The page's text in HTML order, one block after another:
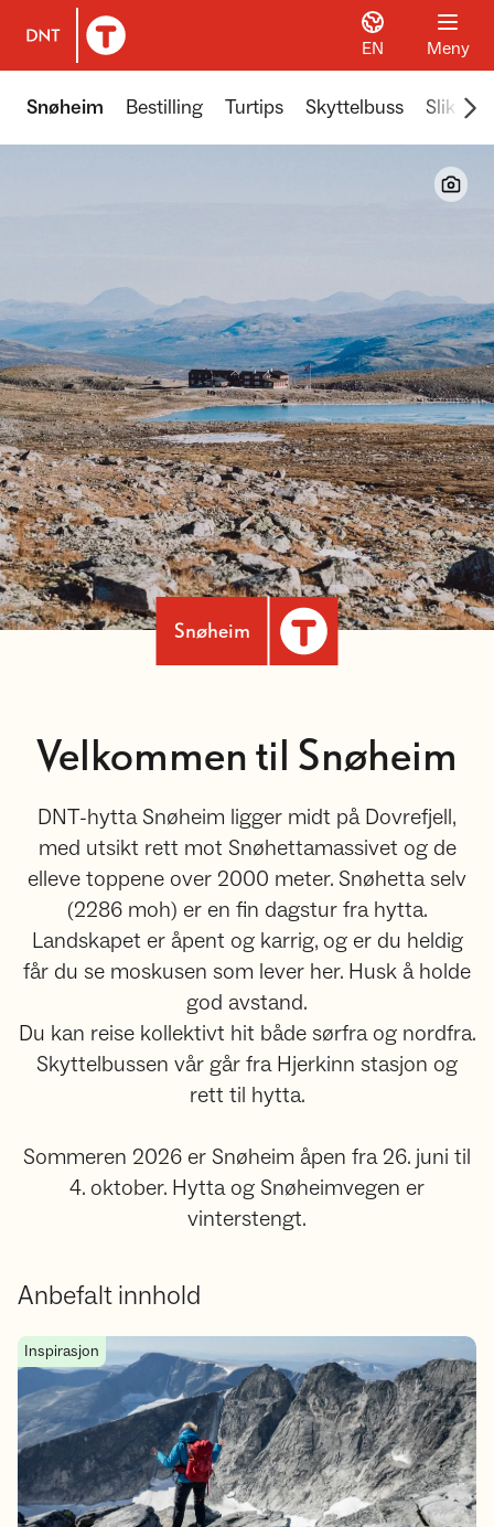
Til DNT.no forside
EN Meny
Snøheim Bestilling Turtips Skyttelbuss Slik
Snøheim
Velkommen til Snøheim
DNT-hytta Snøheim ligger midt på Dovrefjell,
med utsikt rett mot Snøhettamassivet og de
elleve toppene over 2000 meter. Snøhetta selv
(2286 moh) er en fin dagstur fra hytta.
Landskapet er åpent og karrig, og er du heldig
får du se moskusen som lever her. Husk å holde
god avstand.
Du kan reise kollektivt hit både sørfra og nordfra.
Skyttelbussen vår går fra Hjerkinn stasjon og
rett til hytta.
Sommeren 2026 er Snøheim åpen fra 26. juni til
4. oktober. Hytta og Snøheimvegen er
vinterstengt.
Anbefalt innhold
Toppturer til fots fra Snøheim
Inspirasjon